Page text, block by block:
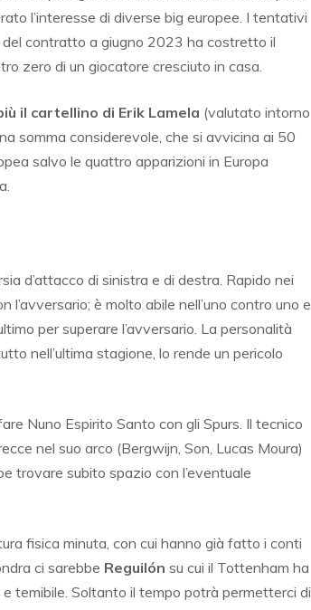
l’interesse di diverse big europee. I tentativi
contratto a giugno 2023 ha costretto il
zero di un giocatore cresciuto in casa.
il cartellino di Erik Lamela (valutato intorno
somma considerevole, che si avvicina ai 50
salvo le quattro apparizioni in Europa
d’attacco di sinistra e di destra. Rapido nei
l’avversario; è molto abile nell’uno contro uno e
per superare l’avversario. La personalità
nell’ultima stagione, lo rende un pericolo
Nuno Espirito Santo con gli Spurs. Il tecnico
nel suo arco (Bergwijn, Son, Lucas Moura)
trovare subito spazio con l’eventuale
fisica minuta, con cui hanno già fatto i conti
ci sarebbe Reguilón su cui il Tottenham ha
temibile. Soltanto il tempo potrà permetterci di